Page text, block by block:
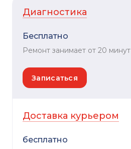
Диагностика
Бесплатно
Ремонт занимает от 20 минут
Записаться
Доставка курьером
бесплатно